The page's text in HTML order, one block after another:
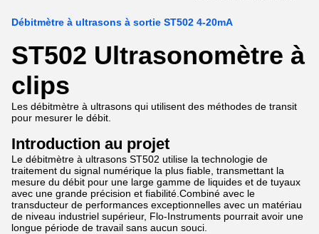
Débitmètre à ultrasons à sortie ST502 4-20mA
ST502 Ultrasonomètre à
clips
Les débitmètre à ultrasons qui utilisent des méthodes de transit
pour mesurer le débit.
Introduction au projet
Le débitmètre à ultrasons ST502 utilise la technologie de
traitement du signal numérique la plus fiable, transmettant la
mesure du débit pour une large gamme de liquides et de tuyaux
avec une grande précision et fiabilité.Combiné avec le
transducteur de performances exceptionnelles avec un matériau
de niveau industriel supérieur, Flo-Instruments pourrait avoir une
longue période de travail sans aucun souci.